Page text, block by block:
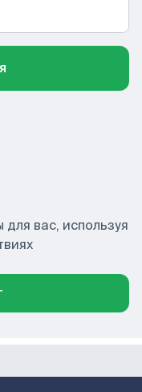
вас, используя